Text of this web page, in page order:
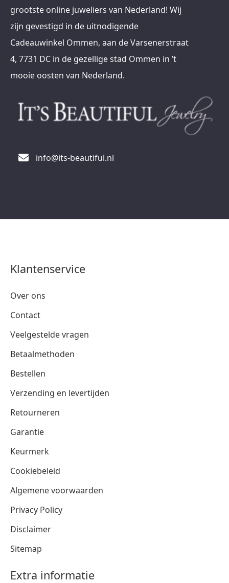
grootste online juweliers van Nederland! Wij
zijn gevestigd in de uitnodigende
Cadeauwinkel Ommen, aan de Varsenerstraat
4, 7731 DC in de gezellige stad Ommen in ’t
mooie oosten van Nederland.
info@its-beautiful.nl
Klantenservice
Over ons
Contact
Veelgestelde vragen
Betaalmethoden
Bestellen
Verzending en levertijden
Retourneren
Garantie
Keurmerk
Cookiebeleid
Algemene voorwaarden
Privacy Policy
Disclaimer
Sitemap
Extra informatie